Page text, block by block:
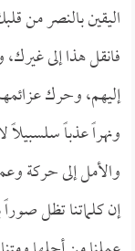
اليقين بالنصر من
فانقل هذا إلى
إليهم، وحرك
ونهراً عذباً
والأمل إلى حركة
إن كلماتنا تظل